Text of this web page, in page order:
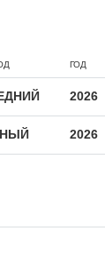
ГОД
2026
2026